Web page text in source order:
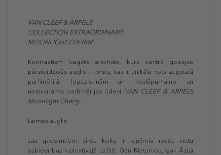
VAN CLEEF & ARPELS
COLLECTION EXTRAORDINAIRE
MOONLIGHT CHERRIE
Kontrastiem bagāts aromāts, kura centrā gozējas
pārsteidzošs auglis — ķirsis, kas ir unikāla nots augstajā
parfimērijā. Iepazīstinām ar noslēpumaino un
neatvairāmo parfimērijas ūdeni VAN CLEEF & ARPELS
Moonlight Cherry.
Laimes auglis
Jau gadsimtiem ķiršu koks ir ieņēmis īpašu vietu
sabiedrības kolektīvajā iztēlē. Gan Rietumos, gan Āzijā